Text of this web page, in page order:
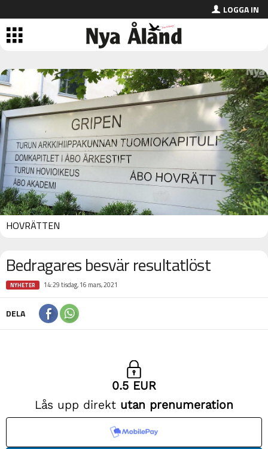
LOGGA IN
HOVRÄTTEN
Bedragares besvär resultatlöst
NYHETER 14:29 tisdag, 16 mars, 2021
DELA